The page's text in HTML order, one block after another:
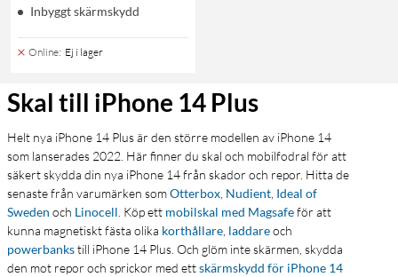
Inbyggt skärmskydd
Online: Ej i lager
Skal till iPhone 14 Plus
Helt nya iPhone 14 Plus är den större modellen av iPhone 14
som lanserades 2022. Här finner du skal och mobilfodral för att
säkert skydda din nya iPhone 14 från skador och repor. Hitta de
senaste från varumärken somOtterbox Nudient Ideal of
Sweden och Linocell . Köp ett mobilskal med Magsafeför att
kunna magnetiskt fästa olika korthållare laddareoch
powerbankstill iPhone 14 Plus. Och glöm inte skärmen, skydda
den mot repor och sprickor med ettskärmskydd för iPhone 14